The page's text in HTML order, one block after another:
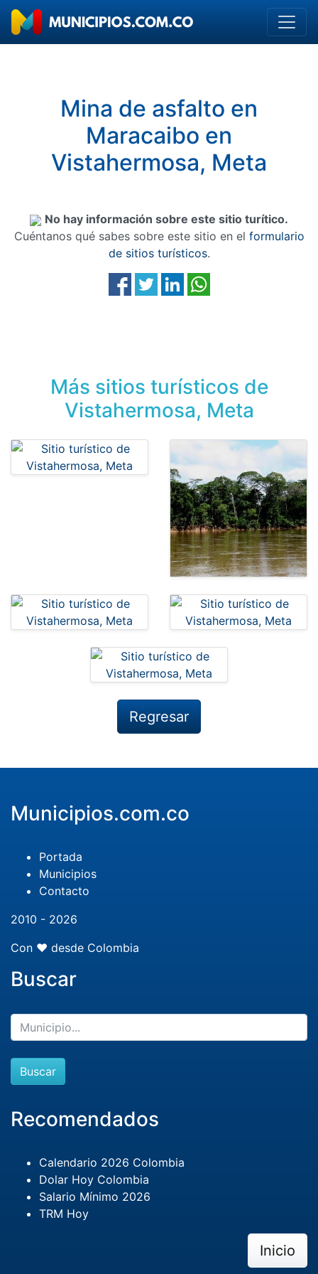
Mina de asfalto en
Maracaibo en
Vistahermosa, Meta
No hay información sobre este sitio turítico.
Cuéntanos qué sabes sobre este sitio en el formulario
de sitios turísticos.
Más sitios turísticos de
Vistahermosa, Meta
Regresar
Municipios.com.co
Portada
Municipios
Contacto
2010 - 2026
Con ❤️ desde Colombia
Buscar
Buscar
Recomendados
Calendario 2026 Colombia
Dolar Hoy Colombia
Salario Mínimo 2026
TRM Hoy
Inicio